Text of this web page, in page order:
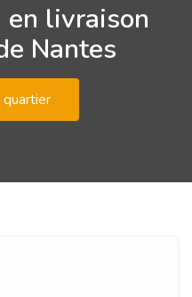
en livraison
Nantes
quartier